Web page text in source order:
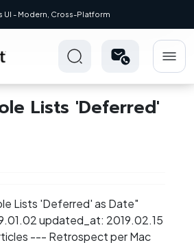
UI - Modern, Cross-Platform
Lists 'Deferred'
Lists 'Deferred' as Date"
updated_at: 2019.02.15
--- Retrospect per Mac